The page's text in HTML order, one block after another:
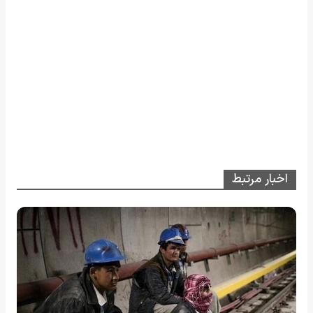
اخبار مرتبط